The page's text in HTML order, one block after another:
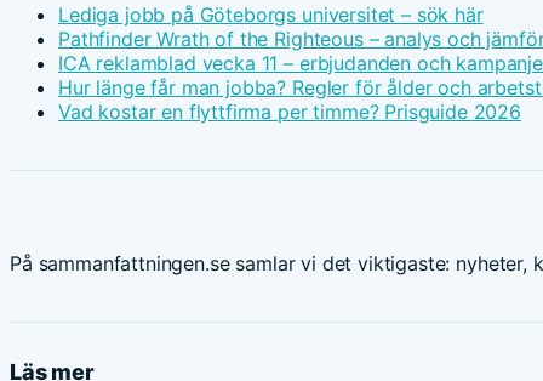
Lediga jobb på Göteborgs universitet – sök här
Pathfinder Wrath of the Righteous – analys och
ICA reklamblad vecka 11 – erbjudanden och
Hur länge får man jobba? Regler för ålder och
Vad kostar en flyttfirma per timme? Prisguide 2026
På sammanfattningen.se samlar vi det viktigaste: nyheter,
Läs mer